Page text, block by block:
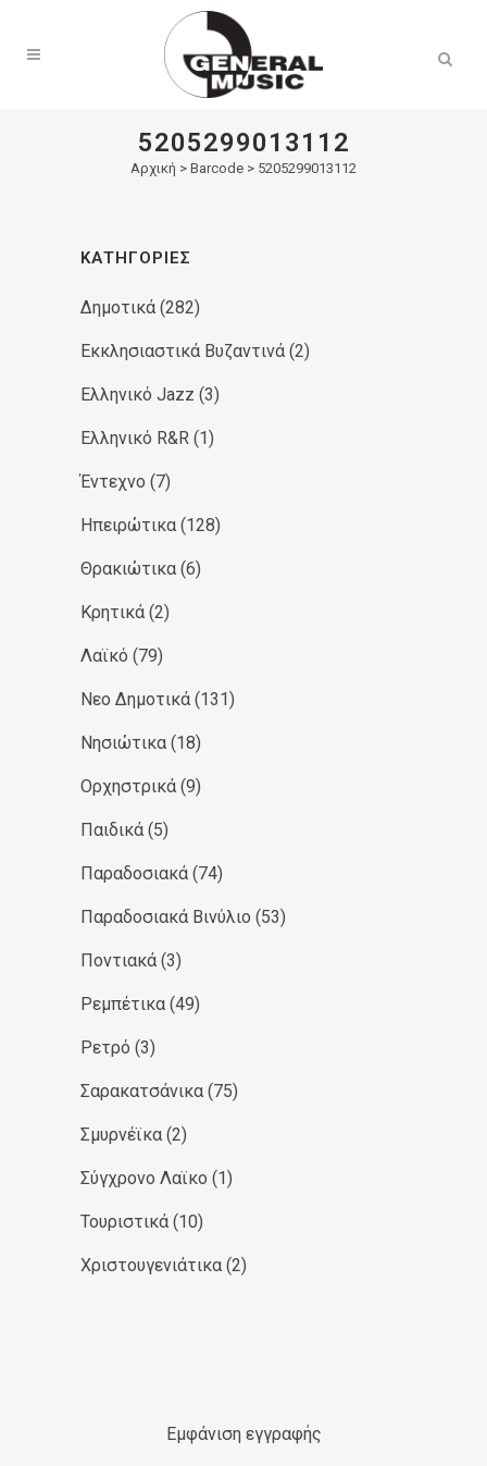
5205299013112
Αρχική > Barcode > 5205299013112
ΚΑΤΗΓΟΡΊΕΣ
Δημοτικά (282)
Εκκλησιαστικά Βυζαντινά (2)
Ελληνικό Jazz (3)
Ελληνικό R&R (1)
Έντεχνο (7)
Ηπειρώτικα (128)
Θρακιώτικα (6)
Κρητικά (2)
Λαϊκό (79)
Νεο Δημοτικά (131)
Νησιώτικα (18)
Ορχηστρικά (9)
Παιδικά (5)
Παραδοσιακά (74)
Παραδοσιακά Βινύλιο (53)
Ποντιακά (3)
Ρεμπέτικα (49)
Ρετρό (3)
Σαρακατσάνικα (75)
Σμυρνέϊκα (2)
Σύγχρονο Λαϊκο (1)
Τουριστικά (10)
Χριστουγενιάτικα (2)
Εμφάνιση εγγραφής